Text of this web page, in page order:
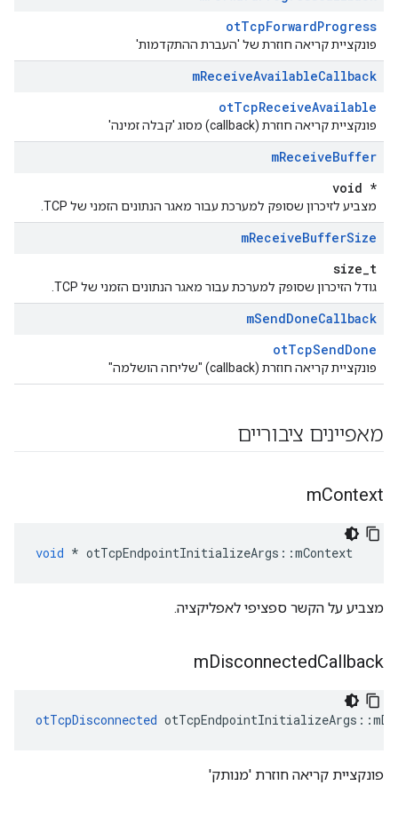
otTcpForwardProgress
פונקציית קריאה חוזרת של 'העברת ההתקדמות'
mReceiveAvailableCallback
otTcpReceiveAvailable
פונקציית קריאה חוזרת (callback) מסוג 'קבלה זמינה'
mReceiveBuffer
void *
מצביע לזיכרון שסופק למערכת עבור מאגר הנתונים הזמני של TCP.
mReceiveBufferSize
size_t
גודל הזיכרון שסופק למערכת עבור מאגר הנתונים הזמני של TCP.
mSendDoneCallback
otTcpSendDone
פונקציית קריאה חוזרת (callback) "שליחה הושלמה"
מאפיינים ציבוריים
mContext
void * otTcpEndpointInitializeArgs ::mContext
מצביע על הקשר ספציפי לאפליקציה.
mDisconnectedCallback
otTcpDisconnected otTcpEndpointInitializeArgs ::
פונקציית קריאה חוזרת 'מנותק'